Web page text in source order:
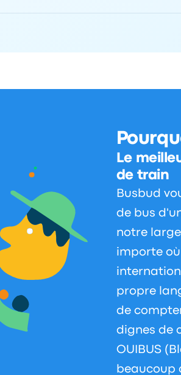
Le
de train
Busbud
de bus
notre
importe où
propre
de
dignes de
OUIBUS
beaucoup